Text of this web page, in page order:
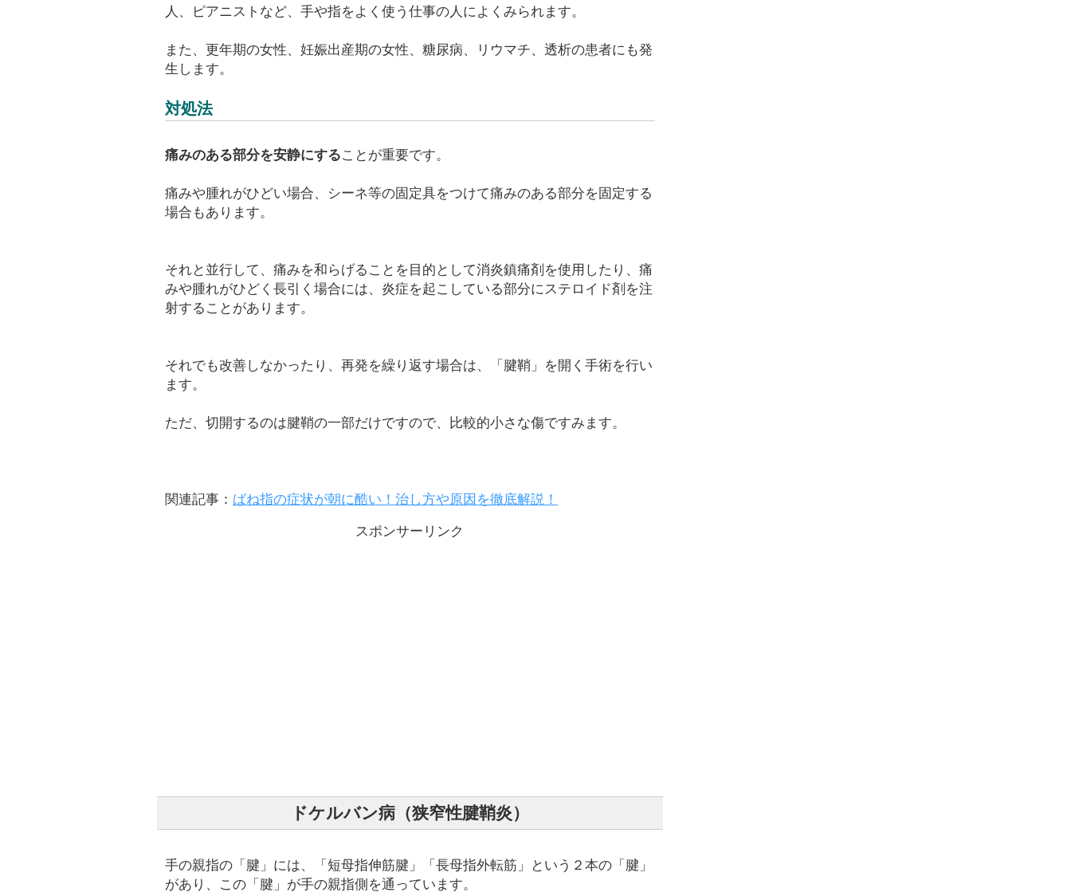
人、ピアニストなど、手や指をよく使う仕事の人によくみられます。
また、更年期の女性、妊娠出産期の女性、糖尿病、リウマチ、透析の患者にも発
生します。
対処法
痛みのある部分を安静にする ことが重要です。
痛みや腫れがひどい場合、シーネ等の固定具をつけて痛みのある部分を固定する
場合もあります。
それと並行して、痛みを和らげることを目的として消炎鎮痛剤を使用したり、痛
みや腫れがひどく長引く場合には、炎症を起こしている部分にステロイド剤を注
射することがあります。
それでも改善しなかったり、再発を繰り返す場合は、「腱鞘」を開く手術を行い
ます。
ただ、切開するのは腱鞘の一部だけですので、比較的小さな傷ですみます。
関連記事： ばね指の症状が朝に酷い！治し方や原因を徹底解説！
スポンサーリンク
ドケルバン病（狭窄性腱鞘炎）
手の親指の「腱」には、「短母指伸筋腱」「長母指外転筋」という２本の「腱」
があり、この「腱」が手の親指側を通っています。